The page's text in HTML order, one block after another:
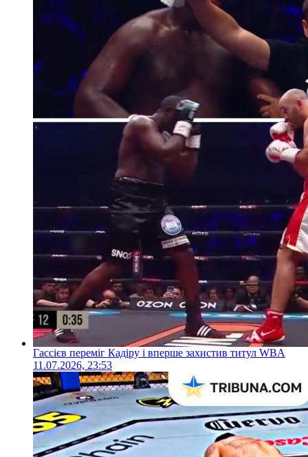
Гассієв переміг Кадіру і вперше захистив титул WBA
11.07.2026, 23:53